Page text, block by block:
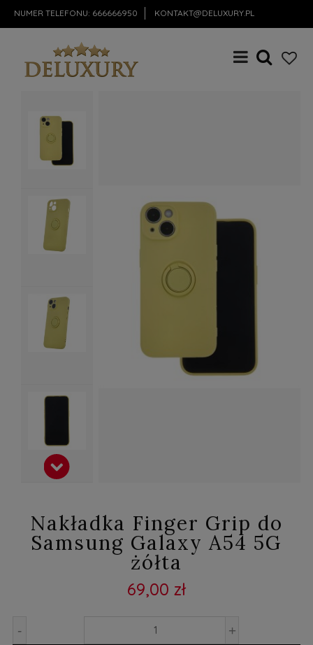
NUMER TELEFONU: 666666950 KONTAKT@DELUXURY.PL
Nakładka Finger Grip do
Samsung Galaxy A54 5G
żółta
69,00 zł
- +